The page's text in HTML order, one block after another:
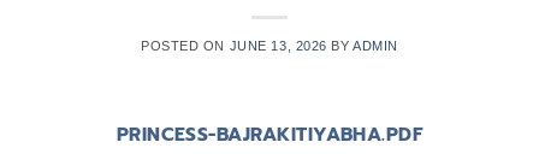
POSTED ON JUNE 13, 2026 BYADMIN
PRINCESS-BAJRAKITIYABHA.PDF